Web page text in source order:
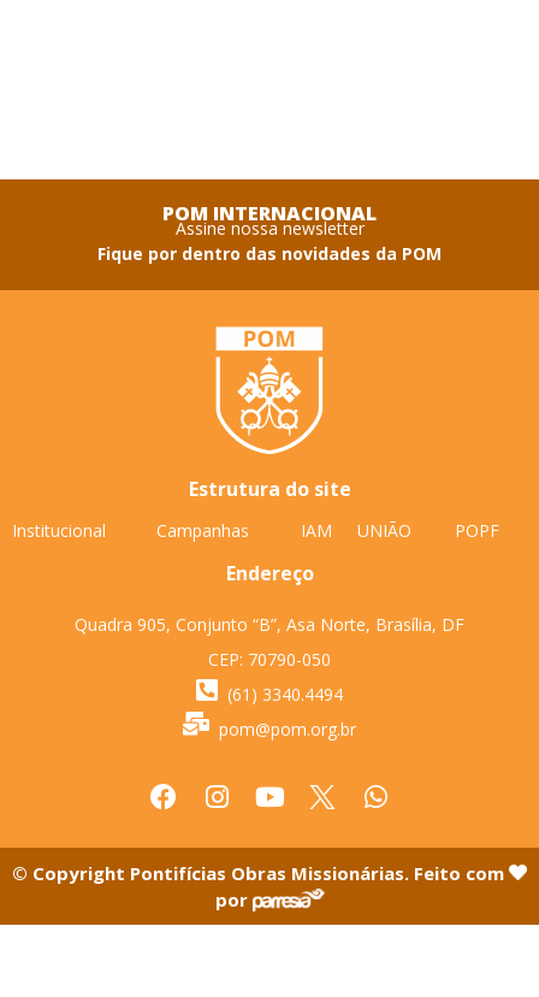
POM INTERNACIONAL
Assine nossa newsletter
Fique por dentro das novidades da POM
Estrutura do site
Institucional Campanhas IAM UNIÃO POPF
Endereço
Quadra 905, Conjunto “B”, Asa Norte, Brasília, DF
CEP: 70790-050
(61) 3340.4494
pom@pom.org.br
© Copyright Pontifícias Obras Missionárias. Feito com
por